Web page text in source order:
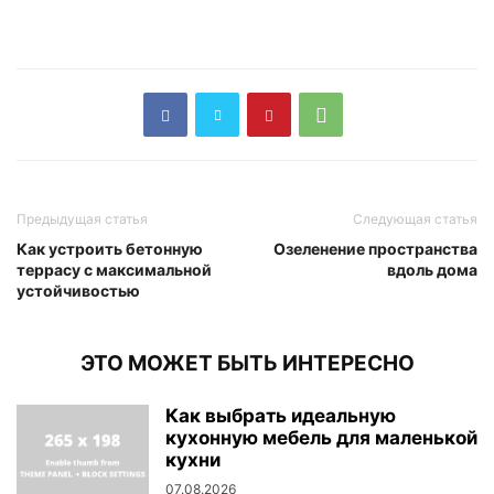
Предыдущая статья
Как устроить бетонную
террасу с максимальной
устойчивостью
Следующая статья
Озеленение пространства
вдоль дома
ЭТО МОЖЕТ БЫТЬ ИНТЕРЕСНО
Как выбрать идеальную
кухонную мебель для маленькой
кухни
07.08.2026